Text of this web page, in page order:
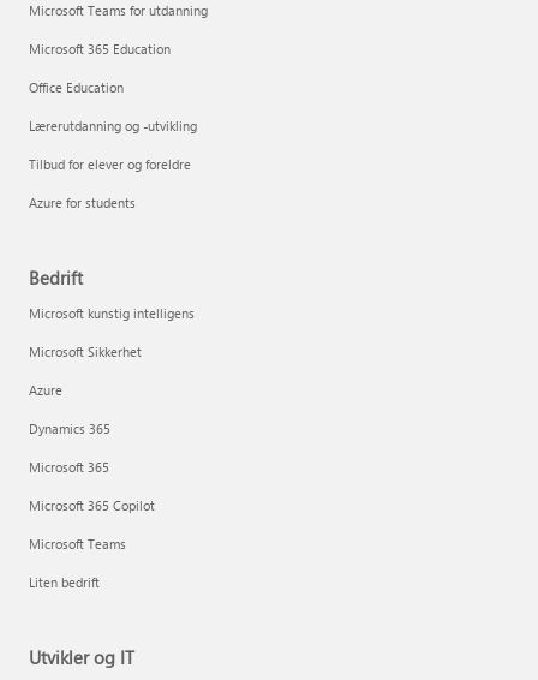
Microsoft Teams for utdanning
Microsoft 365 Education
Office Education
Lærerutdanning og -utvikling
Tilbud for elever og foreldre
Azure for students
Bedrift
Microsoft kunstig intelligens
Microsoft Sikkerhet
Azure
Dynamics 365
Microsoft 365
Microsoft 365 Copilot
Microsoft Teams
Liten bedrift
Utvikler og IT